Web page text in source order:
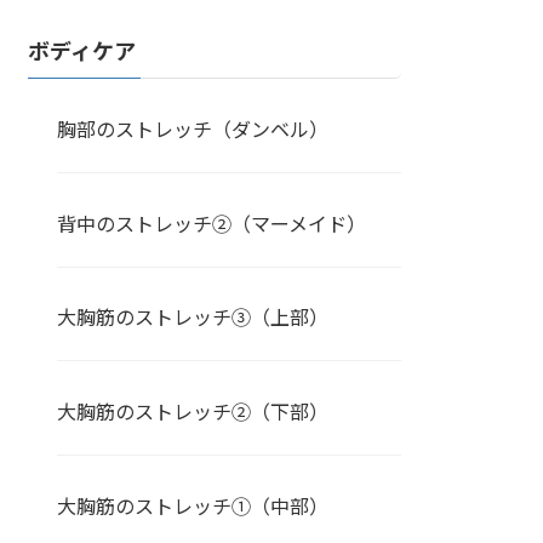
ボディケア
胸部のストレッチ（ダンベル）
背中のストレッチ②（マーメイド）
大胸筋のストレッチ③（上部）
大胸筋のストレッチ②（下部）
大胸筋のストレッチ①（中部）